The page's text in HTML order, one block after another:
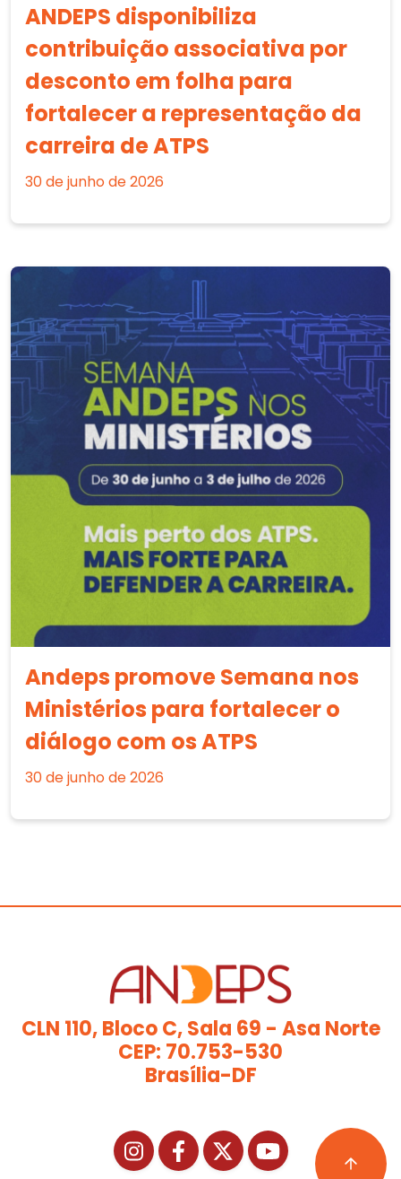
ANDEPS disponibiliza
contribuição associativa por
desconto em folha para
fortalecer a representação da
carreira de ATPS
30 de junho de 2026
Andeps promove Semana nos
Ministérios para fortalecer o
diálogo com os ATPS
30 de junho de 2026
CLN 110, Bloco C, Sala 69 - Asa Norte
CEP: 70.753-530
Brasília-DF